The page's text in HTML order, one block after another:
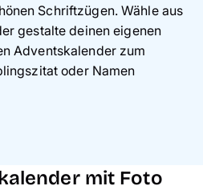
Schriftzügen. Wähle aus
gestalte deinen eigenen
Adventskalender zum
oder Namen
mit Foto